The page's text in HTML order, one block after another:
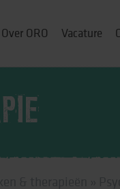
Over ORO Vacature